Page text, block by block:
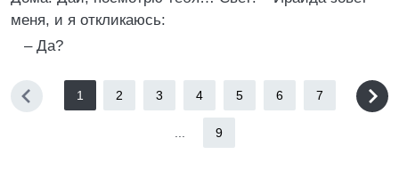
меня, и я откликаюсь:
– Да?
1 2 3 4 5 6 7
9